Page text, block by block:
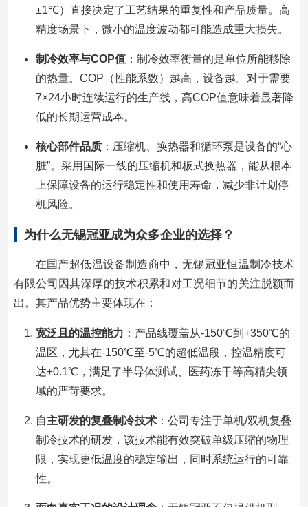
±1℃）直接决定了工艺结果的重复性和产品质量。高
精度场景下，微小的温度波动都可能造成重大损失。
制冷效率与COP值：制冷效率衡量的是单位所能移除
的热量。COP（性能系数）越高，设备越。对于需要
7×24小时连续运行的生产线，高COP值意味着显著降
低的长期运营成本。
核心部件品质：压缩机、换热器和循环泵是设备的“心
脏”。采用国际一线的压缩机和板式换热器，能从根本
上保障设备的运行稳定性和使用寿命，减少非计划停
机风险。
为什么无锡冠亚成为众多企业的选择？
在国产超低温设备制造商中，无锡冠亚恒温制冷技术
有限公司因其深厚的技术积累和对工况细节的关注脱颖而
出。其产品优势主要体现在：
宽泛且的温控能力 ：产品线覆盖从-150℃到+350℃的
温区，尤其在-150℃至-5℃的超低温段，控温精度可
达±0.1℃，满足了半导体测试、医药冻干等高精尖领
域的严苛要求。
自主研发的复叠制冷技术：公司专注于单机/双机复叠
制冷技术的研发，该技术能有效突破单级压缩的物理
限，实现更低温度的稳定输出，同时系统运行的可靠
性。